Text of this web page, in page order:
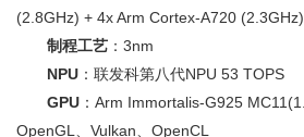
(2.8GHz) + 4x Arm Cortex-A720 (2.3GHz)
制程工艺 ：3nm
NPU ：联发科第八代NPU 53 TOPS
GPU ：Arm Immortalis-G925
OpenGL、Vulkan、OpenCL